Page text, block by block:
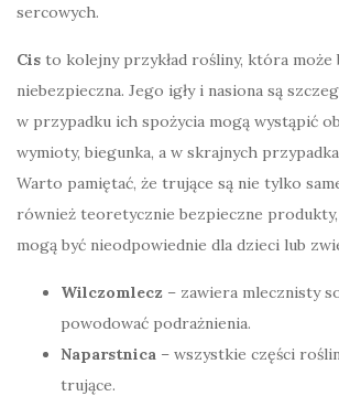
sercowych.
Cis to kolejny przykład rośliny, która może
niebezpieczna. Jego igły i nasiona są
w przypadku ich spożycia mogą wystąpić
wymioty, biegunka, a w skrajnych
Warto pamiętać, że trujące są nie tylko
również teoretycznie bezpieczne
mogą być nieodpowiednie dla dzieci lub
Wilczomlecz – zawiera mlecznisty
powodować podrażnienia.
Naparstnica – wszystkie części
trujące.